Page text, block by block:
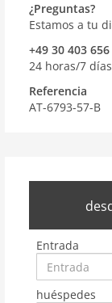
¿Preguntas?
Estamos a tu
+49 30 403
24 horas/7 días
Referencia
AT-6793-57-B
Entrada
huéspedes